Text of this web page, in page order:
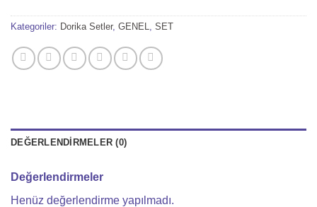
Kategoriler: Dorika Setler, GENEL SET
DEĞERLENDIRMELER (0)
Değerlendirmeler
Henüz değerlendirme yapılmadı.